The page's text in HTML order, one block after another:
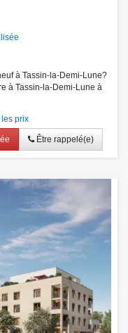
à Tassin-la-Demi-Lune?
à Tassin-la-Demi-Lune à
prix
Être rappelé(e)